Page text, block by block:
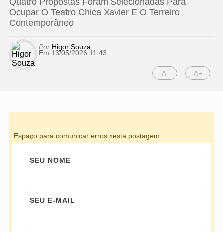
Quatro Propostas Foram Selecionadas Para
Ocupar O Teatro Chica Xavier E O Terreiro
Contemporâneo
Por Higor Souza
Em 13/05/2026 11:43
A- A+
Espaço para comunicar erros nesta postagem
SEU NOME
SEU E-MAIL